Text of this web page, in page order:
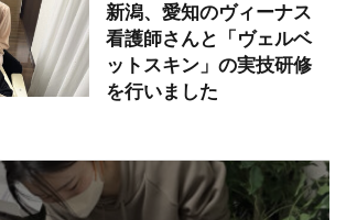
新潟、愛知のヴィーナス
看護師さんと「ヴェルベ
ットスキン」の実技研修
を行いました